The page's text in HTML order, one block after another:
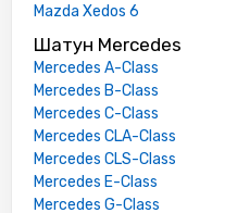
Mazda Xedos 6
Шатун Mercedes
Mercedes A-Class
Mercedes B-Class
Mercedes C-Class
Mercedes CLA-Class
Mercedes CLS-Class
Mercedes E-Class
Mercedes G-Class